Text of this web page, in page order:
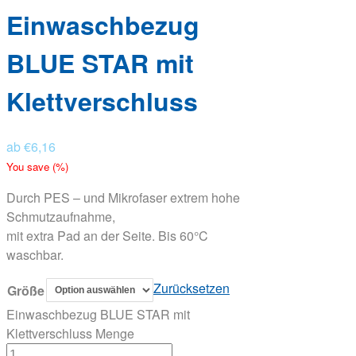
Einwaschbezug
BLUE STAR mit
Klettverschluss
ab€6,16
You save (%)
Durch PES – und Mikrofaser extrem hohe
Schmutzaufnahme,
mit extra Pad an der Seite. Bis 60°C
waschbar.
Größe
Zurücksetzen
Einwaschbezug BLUE STAR mit
Klettverschluss Menge